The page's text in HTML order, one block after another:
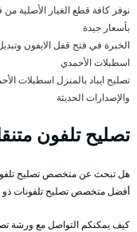
نوفر كافة قطع الغيار الأصلية
بأسعار جيدة
الخبرة في فتح قفل الايفون
اسطبلات الأحمدي
تصليح ايباد بالمنزل اسطبلات
والإصدارات الحديثة
تصليح تلفون
هل تبحث عن متخصص تصليح
أفضل متخصص تصليح تلفونات ذو
كيف يمكنكم التواصل مع ورشة